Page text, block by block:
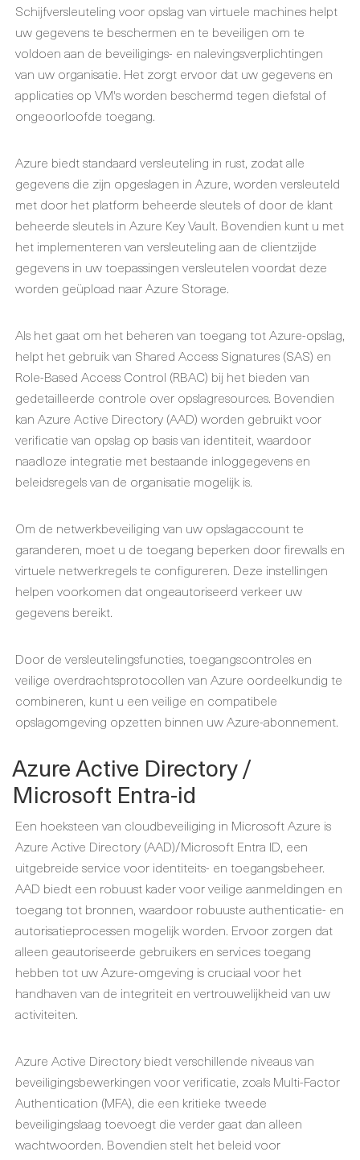
Schijfversleuteling voor opslag van virtuele machines helpt
uw gegevens te beschermen en te beveiligen om te
voldoen aan de beveiligings- en nalevingsverplichtingen
van uw organisatie. Het zorgt ervoor dat uw gegevens en
applicaties op VM's worden beschermd tegen diefstal of
ongeoorloofde toegang.
Azure biedt standaard versleuteling in rust, zodat alle
gegevens die zijn opgeslagen in Azure, worden versleuteld
met door het platform beheerde sleutels of door de klant
beheerde sleutels in Azure Key Vault. Bovendien kunt u met
het implementeren van versleuteling aan de clientzijde
gegevens in uw toepassingen versleutelen voordat deze
worden geüpload naar Azure Storage.
Als het gaat om het beheren van toegang tot Azure-opslag,
helpt het gebruik van Shared Access Signatures (SAS) en
Role-Based Access Control (RBAC) bij het bieden van
gedetailleerde controle over opslagresources. Bovendien
kan Azure Active Directory (AAD) worden gebruikt voor
verificatie van opslag op basis van identiteit, waardoor
naadloze integratie met bestaande inloggegevens en
beleidsregels van de organisatie mogelijk is.
Om de netwerkbeveiliging van uw opslagaccount te
garanderen, moet u de toegang beperken door firewalls en
virtuele netwerkregels te configureren. Deze instellingen
helpen voorkomen dat ongeautoriseerd verkeer uw
gegevens bereikt.
Door de versleutelingsfuncties, toegangscontroles en
veilige overdrachtsprotocollen van Azure oordeelkundig te
combineren, kunt u een veilige en compatibele
opslagomgeving opzetten binnen uw Azure-abonnement.
Azure Active Directory /
Microsoft Entra-id
Een hoeksteen van cloudbeveiliging in Microsoft Azure is
Azure Active Directory (AAD)/Microsoft Entra ID, een
uitgebreide service voor identiteits- en toegangsbeheer.
AAD biedt een robuust kader voor veilige aanmeldingen en
toegang tot bronnen, waardoor robuuste authenticatie- en
autorisatieprocessen mogelijk worden. Ervoor zorgen dat
alleen geautoriseerde gebruikers en services toegang
hebben tot uw Azure-omgeving is cruciaal voor het
handhaven van de integriteit en vertrouwelijkheid van uw
activiteiten.
Azure Active Directory biedt verschillende niveaus van
beveiligingsbewerkingen voor verificatie, zoals Multi-Factor
Authentication (MFA), die een kritieke tweede
beveiligingslaag toevoegt die verder gaat dan alleen
wachtwoorden. Bovendien stelt het beleid voor